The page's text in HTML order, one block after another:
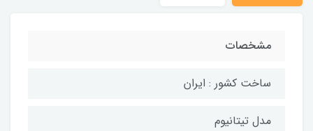
مشخصات
ساخت کشور : ایران
مدل تیتانیوم